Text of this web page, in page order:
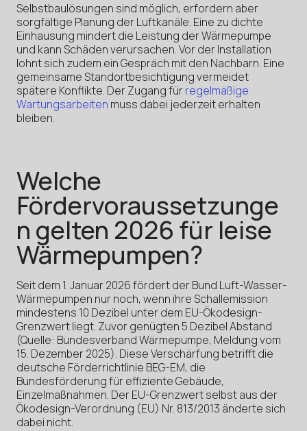
Selbstbaulösungen sind möglich, erfordern aber
sorgfältige Planung der Luftkanäle. Eine zu dichte
Einhausung mindert die Leistung der Wärmepumpe
und kann Schäden verursachen. Vor der Installation
lohnt sich zudem ein Gespräch mit den Nachbarn. Eine
gemeinsame Standortbesichtigung vermeidet
spätere Konflikte. Der Zugang fürregelmäßige
Wartungsarbeiten muss dabei jederzeit erhalten
bleiben.
Welche
Fördervoraussetzunge
n gelten 2026 für leise
Wärmepumpen?
Seit dem 1. Januar 2026 fördert der Bund Luft-Wasser-
Wärmepumpen nur noch, wenn ihre Schallemission
mindestens 10 Dezibel unter dem EU-Ökodesign-
Grenzwert liegt. Zuvor genügten 5 Dezibel Abstand
(Quelle: Bundesverband Wärmepumpe, Meldung vom
15. Dezember 2025). Diese Verschärfung betrifft die
deutsche Förderrichtlinie BEG-EM, die
Bundesförderung für effiziente Gebäude,
Einzelmaßnahmen. Der EU-Grenzwert selbst aus der
Ökodesign-Verordnung (EU) Nr. 813/2013 änderte sich
dabei nicht.